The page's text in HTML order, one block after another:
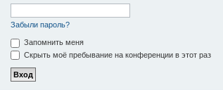
Забыли пароль?
Запомнить меня
Скрыть моё пребывание на конференции в этот раз